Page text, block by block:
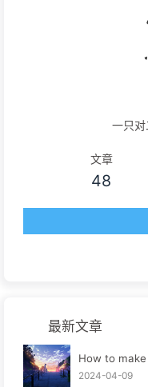
一只
文章
48
最新文章
How to
2024-04-09